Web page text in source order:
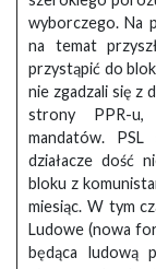
wyborczego. Na
na temat
przystąpić do
nie zgadzali się z
strony PPR-u,
mandatów. PSL
działacze dość
bloku z
miesiąc. W tym
Ludowe (nowa
będąca ludową